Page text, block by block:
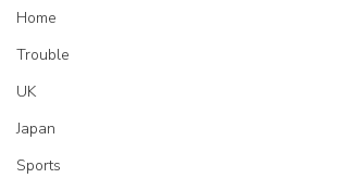
Home
Trouble
UK
Japan
Sports